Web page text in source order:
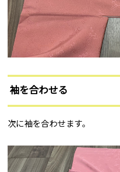
袖を合わせる
次に袖を合わせます。